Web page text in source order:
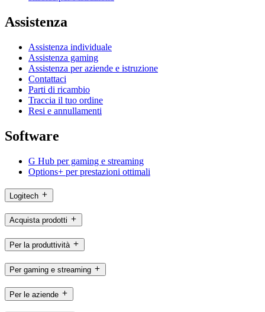
Assistenza
Assistenza individuale
Assistenza gaming
Assistenza per aziende e istruzione
Contattaci
Parti di ricambio
Traccia il tuo ordine
Resi e annullamenti
Software
G Hub per gaming e streaming
Options+ per prestazioni ottimali
Logitech
Acquista prodotti
Per la produttività
Per gaming e streaming
Per le aziende